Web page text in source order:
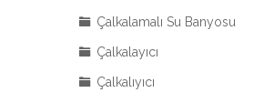
Çalkalamalı Su Banyosu
Çalkalayıcı
Çalkalıyıcı